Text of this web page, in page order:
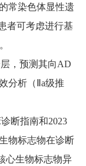
常染色体显性遗
者可考虑进行基
，预测其向AD
分析（Ⅱa级推
断指南和2023
物标志物在诊断
心生物标志物异